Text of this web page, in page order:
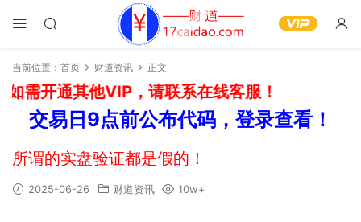
当前位置： 首页 财道资讯 正文
需开通其他VIP，请联系在线客服！
交易日9点前公布代码，登录查看！
所谓的实盘验证都是假的！
2025-06-26 财道资讯 10w+